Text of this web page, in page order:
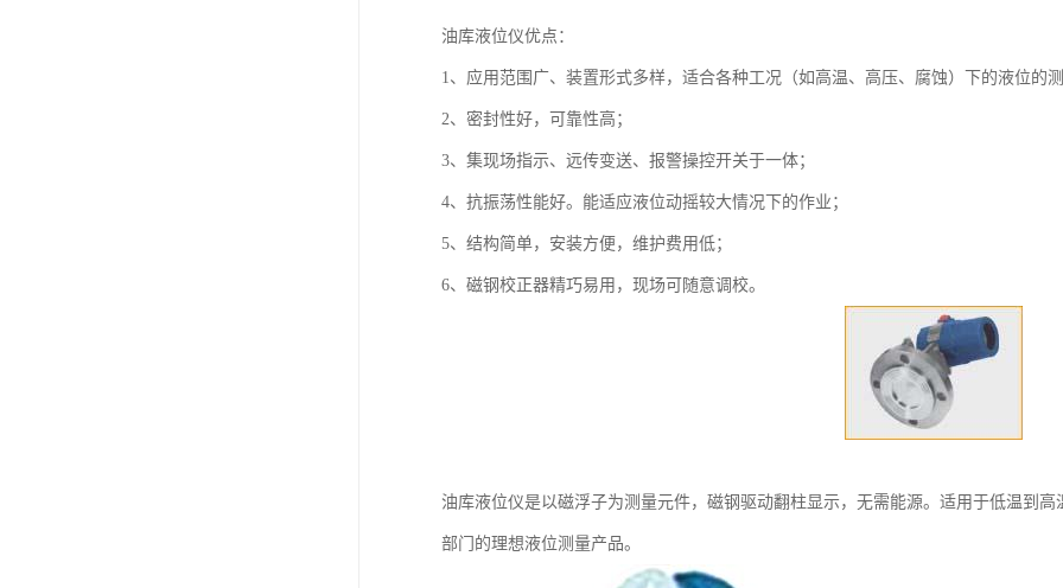
油库液位仪优点：
1、应用范围广、装置形式多样，适合各种工况（如高温、高压、腐蚀）下的液位的
2、密封性好，可靠性高；
3、集现场指示、远传变送、报警操控开关于一体；
4、抗振荡性能好。能适应液位动摇较大情况下的作业；
5、结构简单，安装方便，维护费用低；
6、磁钢校正器精巧易用，现场可随意调校。
油库液位仪是以磁浮子为测量元件，磁钢驱动翻柱显示，无需能源。适用于低温到
部门的理想液位测量产品。